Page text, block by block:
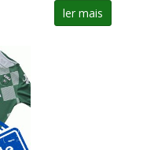
ler mais